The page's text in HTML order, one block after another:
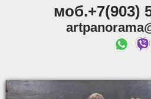
моб.+7(903)